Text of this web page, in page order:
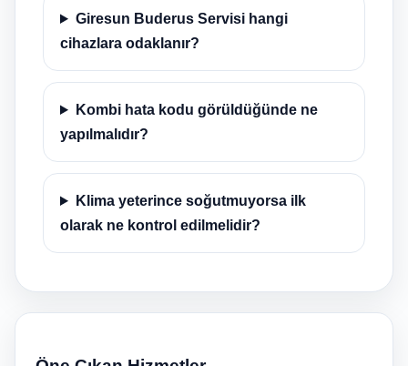
Giresun Buderus Servisi hangi
cihazlara odaklanır?
Kombi hata kodu görüldüğünde ne
yapılmalıdır?
Klima yeterince soğutmuyorsa ilk
olarak ne kontrol edilmelidir?